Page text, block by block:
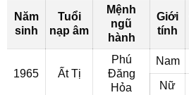
Năm
sinh
Tuổi
nạp âm
Mệnh
ngũ
hành
Giới
tính
1965 Ất Tị
Phú
Đăng
Hỏa
Nam
Nữ